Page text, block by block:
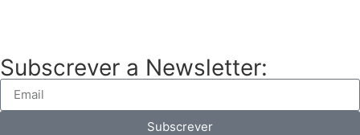
Subscrever a Newsletter:
Subscrever